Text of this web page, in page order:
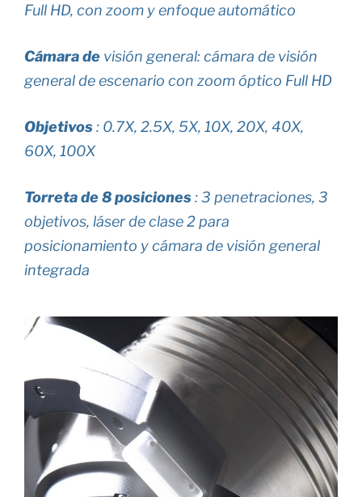
Full HD, con zoom y enfoque automático
Cámara de visión general: cámara de visión
general de escenario con zoom óptico Full HD
Objetivos : 0.7X, 2.5X, 5X, 10X, 20X, 40X,
60X, 100X
Torreta de 8 posiciones : 3 penetraciones, 3
objetivos, láser de clase 2 para
posicionamiento y cámara de visión general
integrada